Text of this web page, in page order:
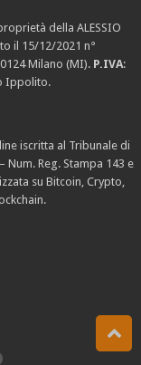
della ALESSIO
il 15/12/2021 n°
Milano (MI). P.IVA:
Ippolito.
iscritta al Tribunale di
Reg. Stampa 143 e
su Bitcoin, Crypto,